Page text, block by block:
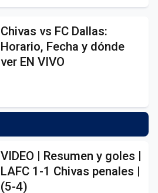
Chivas vs FC Dallas:
Horario, Fecha y dónde
ver EN VIVO
VIDEO | Resumen y goles |
LAFC 1-1 Chivas penales |
(5-4)